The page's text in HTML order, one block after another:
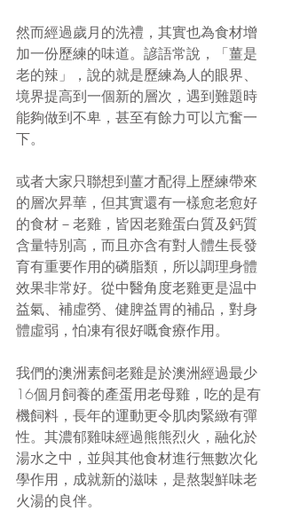
然而經過歲月的洗禮，其實也為食材增
加一份歷練的味道。諺語常說，「薑是
老的辣」，說的就是歷練為人的眼界、
境界提高到一個新的層次，遇到難題時
能夠做到不卑，甚至有餘力可以亢奮一
下。
或者大家只聯想到薑才配得上歷練帶來
的層次昇華，但其實還有一樣愈老愈好
的食材－老雞，皆因老雞蛋白質及鈣質
含量特別高，而且亦含有對人體生長發
育有重要作用的磷脂類，所以調理身體
效果非常好。從中醫角度老雞更是温中
益氣、補虛勞、健脾益胃的補品，對身
體虛弱，怕凍有很好嘅食療作用。
我們的澳洲素飼老雞是於澳洲經過最少
16個月飼養的產蛋用老母雞，吃的是有
機飼料，長年的運動更令肌肉緊緻有彈
性。其濃郁雞味經過熊熊烈火，融化於
湯水之中，並與其他食材進行無數次化
學作用，成就新的滋味，是熬製鮮味老
火湯的良伴。